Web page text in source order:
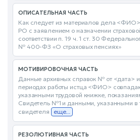
ОПИСАТЕЛЬНАЯ ЧАСТЬ
Как следует из материалов дела
РО с заявлением о назначении
соответствии п. 19 ч. 1 ст. 30
№ 400-ФЗ «О страховых пенсиях»
МОТИВИРОВОЧНАЯ ЧАСТЬ
Данные архивных справок № от <дата>
периодах работы истца <ФИО>
указанными трудовой книжке,
Свидетель №1 и данными, указанными в
свидетеля
еще...
РЕЗОЛЮТИВНАЯ ЧАСТЬ